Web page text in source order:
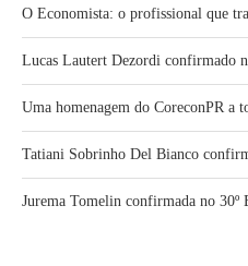
O Economista: o profissional que
Lucas Lautert Dezordi confirmado
Uma homenagem do CoreconPR a
Tatiani Sobrinho Del Bianco
Jurema Tomelin confirmada no 30º